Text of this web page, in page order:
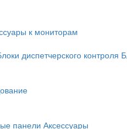
к мониторам
диспетчерского контроля
панели Аксессуары